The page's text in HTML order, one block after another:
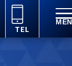
TEL